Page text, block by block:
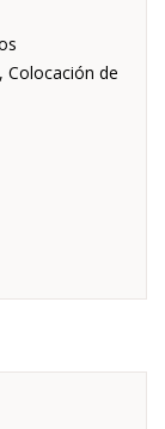
Colocación de